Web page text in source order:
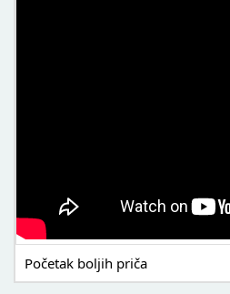
Početak boljih priča